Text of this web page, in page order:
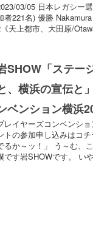
03/05 日本レガシー
者221名) 優勝
天上都市、大田原/
SHOW「ステー
、横浜の宣伝と
ベンション横浜
レイヤーズコンベンシ
トの参加申し込みはコ
るか～ッ！」 う～む、
です岩SHOWです。 い